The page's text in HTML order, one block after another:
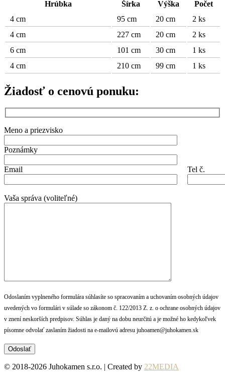
Hrúbka Šírka Výška
Počet
4 cm
95 cm 20 cm
2 ks
4 cm
227 cm 20 cm
2 ks
6 cm
101 cm 30 cm
1 ks
4 cm
210 cm 99 cm 1 ks
Žiadosť o cenovú ponuku:
Meno a priezvisko
Poznámky
Email Tel č.
Vaša správa (voliteľné)
Odoslaním vyplneného formulára súhlasíte so spracovaním a uchovaním osobných údajov
uvedených vo formulári v súlade so zákonom č. 122/2013 Z. z. o ochrane osobných údajov
v znení neskorších predpisov. Súhlas je daný na dobu neurčitú a je možné ho kedykoľvek
písomne odvolať zaslaním žiadosti na e-mailovú adresu juhoamen@juhokamen.sk
© 2018-2026 Juhokamen s.r.o. | Created by 22MEDIA